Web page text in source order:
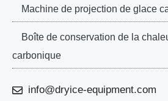
Machine de projection de glace
Boîte de conservation de la
carbonique
info@dryice-equipment.com